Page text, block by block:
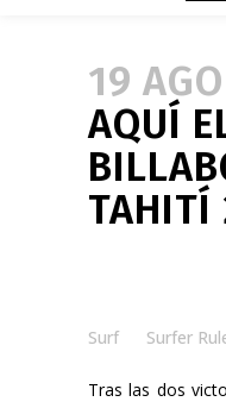
19 AGO
AQUÍ
TAHITÍ
Surf
Surfer
Tras las dos